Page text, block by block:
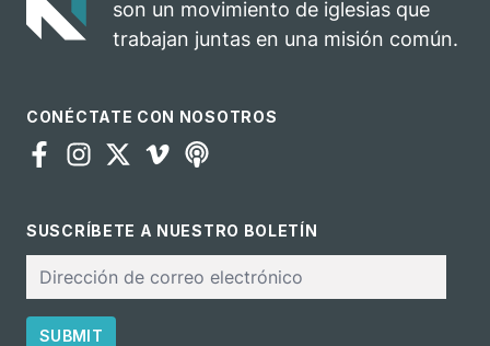
ministerio
son un movimiento de iglesias que
trabajan juntas en una misión común.
CONÉCTATE CON NOSOTROS
SUSCRÍBETE A NUESTRO BOLETÍN
electrónico
SUBMIT